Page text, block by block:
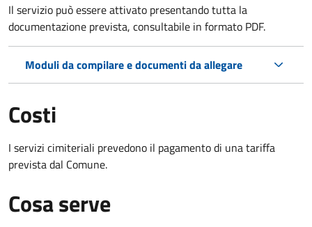
Il servizio può essere attivato presentando tutta la
documentazione prevista, consultabile in formato PDF.
Moduli da compilare e documenti da allegare
Costi
I servizi cimiteriali prevedono il pagamento di una tariffa
prevista dal Comune.
Cosa serve